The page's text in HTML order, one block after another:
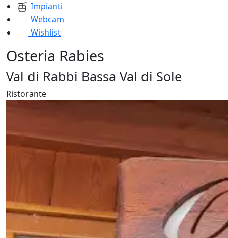
Impianti
Webcam
Wishlist
Osteria Rabies
Val di Rabbi Bassa Val di Sole
Ristorante